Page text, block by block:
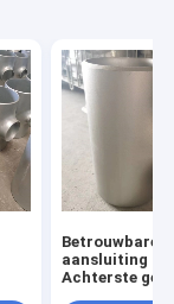
Betrouwbare
aansluiting
Achterste